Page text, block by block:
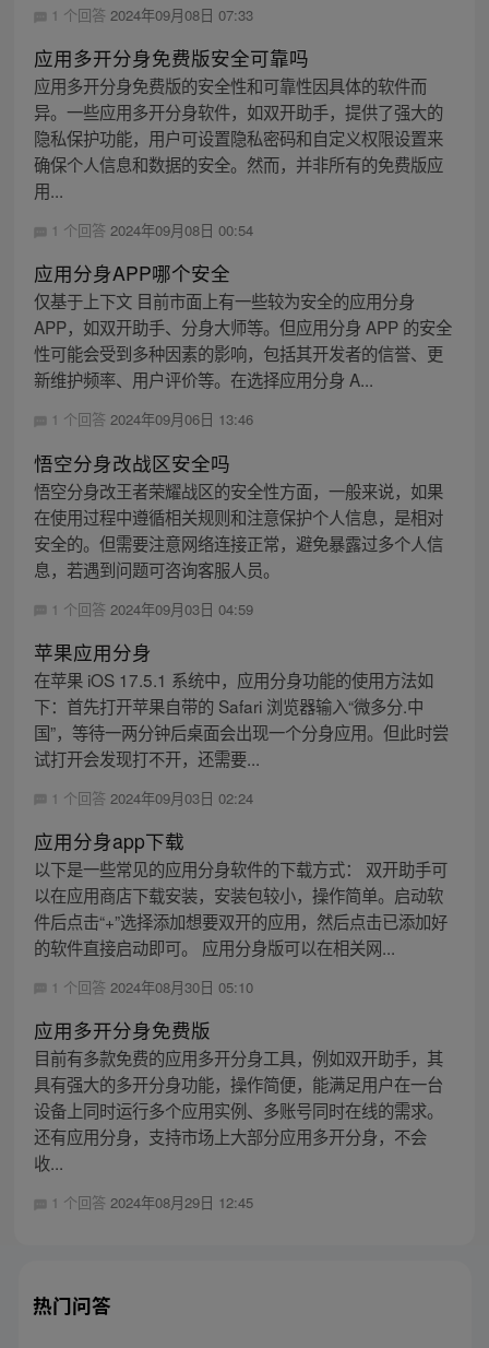
1 个回答 2024年09月08日 07:33
应用多开分身免费版安全可靠吗
应用多开分身免费版的安全性和可靠性因具体的软件而
异。一些应用多开分身软件，如双开助手，提供了强大的
隐私保护功能，用户可设置隐私密码和自定义权限设置来
确保个人信息和数据的安全。然而，并非所有的免费版应
用...
1 个回答 2024年09月08日 00:54
应用分身APP哪个安全
仅基于上下文 目前市面上有一些较为安全的应用分身
APP，如双开助手、分身大师等。但应用分身 APP 的安全
性可能会受到多种因素的影响，包括其开发者的信誉、更
新维护频率、用户评价等。在选择应用分身 A...
1 个回答 2024年09月06日 13:46
悟空分身改战区安全吗
悟空分身改王者荣耀战区的安全性方面，一般来说，如果
在使用过程中遵循相关规则和注意保护个人信息，是相对
安全的。但需要注意网络连接正常，避免暴露过多个人信
息，若遇到问题可咨询客服人员。
1 个回答 2024年09月03日 04:59
苹果应用分身
在苹果 iOS 17.5.1 系统中，应用分身功能的使用方法如
下：首先打开苹果自带的 Safari 浏览器输入“微多分.中
国”，等待一两分钟后桌面会出现一个分身应用。但此时尝
试打开会发现打不开，还需要...
1 个回答 2024年09月03日 02:24
应用分身app下载
以下是一些常见的应用分身软件的下载方式： 双开助手可
以在应用商店下载安装，安装包较小，操作简单。启动软
件后点击“+”选择添加想要双开的应用，然后点击已添加好
的软件直接启动即可。 应用分身版可以在相关网...
1 个回答 2024年08月30日 05:10
应用多开分身免费版
目前有多款免费的应用多开分身工具，例如双开助手，其
具有强大的多开分身功能，操作简便，能满足用户在一台
设备上同时运行多个应用实例、多账号同时在线的需求。
还有应用分身，支持市场上大部分应用多开分身，不会
收...
1 个回答 2024年08月29日 12:45
热门问答